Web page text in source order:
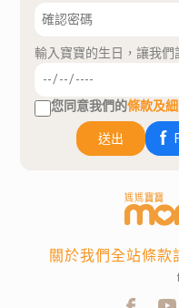
輸入寶寶的生日，讓我們
您同意我們的條款及
送出
關於我們全站條款